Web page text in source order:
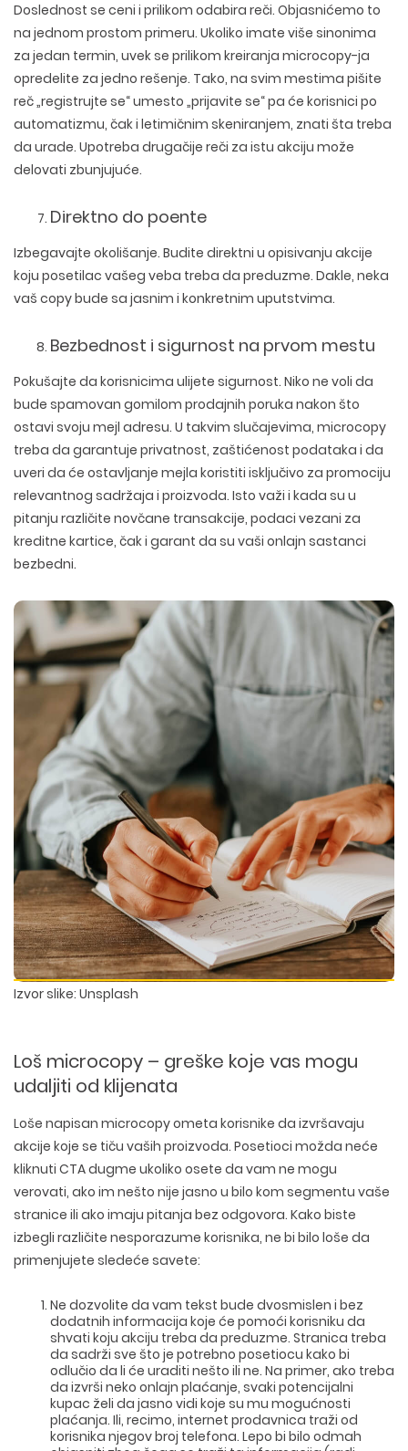
WEB TEHNOLOGIJE
Doslednost se ceni i prilikom odabira reči. Objasnićemo to
na jednom prostom primeru. Ukoliko imate više sinonima
za jedan termin, uvek se prilikom kreiranja microcopy-ja
opredelite za jedno rešenje. Tako, na svim mestima pišite
reč „registrujte se“ umesto „prijavite se“ pa će korisnici po
automatizmu, čak i letimičnim skeniranjem, znati šta treba
da urade. Upotreba drugačije reči za istu akciju može
delovati zbunjujuće.
Direktno do poente
Izbegavajte okolišanje. Budite direktni u opisivanju akcije
koju posetilac vašeg veba treba da preduzme. Dakle, neka
vaš copy bude sa jasnim i konkretnim uputstvima.
Bezbednost i sigurnost na prvom mestu
Pokušajte da korisnicima ulijete sigurnost. Niko ne voli da
bude spamovan gomilom prodajnih poruka nakon što
ostavi svoju mejl adresu. U takvim slučajevima, microcopy
treba da garantuje privatnost, zaštićenost podataka i da
uveri da će ostavljanje mejla koristiti isključivo za promociju
relevantnog sadržaja i proizvoda. Isto važi i kada su u
pitanju različite novčane transakcije, podaci vezani za
kreditne kartice, čak i garant da su vaši onlajn sastanci
bezbedni.
Izvor slike: Unsplash
Loš microcopy – greške koje vas mogu
udaljiti od klijenata
Loše napisan microcopy ometa korisnike da izvršavaju
akcije koje se tiču vaših proizvoda. Posetioci možda neće
kliknuti CTA dugme ukoliko osete da vam ne mogu
verovati, ako im nešto nije jasno u bilo kom segmentu vaše
stranice ili ako imaju pitanja bez odgovora. Kako biste
izbegli različite nesporazume korisnika, ne bi bilo loše da
primenjujete sledeće savete:
Ne dozvolite da vam tekst bude dvosmislen i bez
dodatnih informacija koje će pomoći korisniku da
shvati koju akciju treba da preduzme. Stranica treba
da sadrži sve što je potrebno posetiocu kako bi
odlučio da li će uraditi nešto ili ne. Na primer, ako treba
da izvrši neko onlajn plaćanje, svaki potencijalni
kupac želi da jasno vidi koje su mu mogućnosti
plaćanja. Ili, recimo, internet prodavnica traži od
korisnika njegov broj telefona. Lepo bi bilo odmah